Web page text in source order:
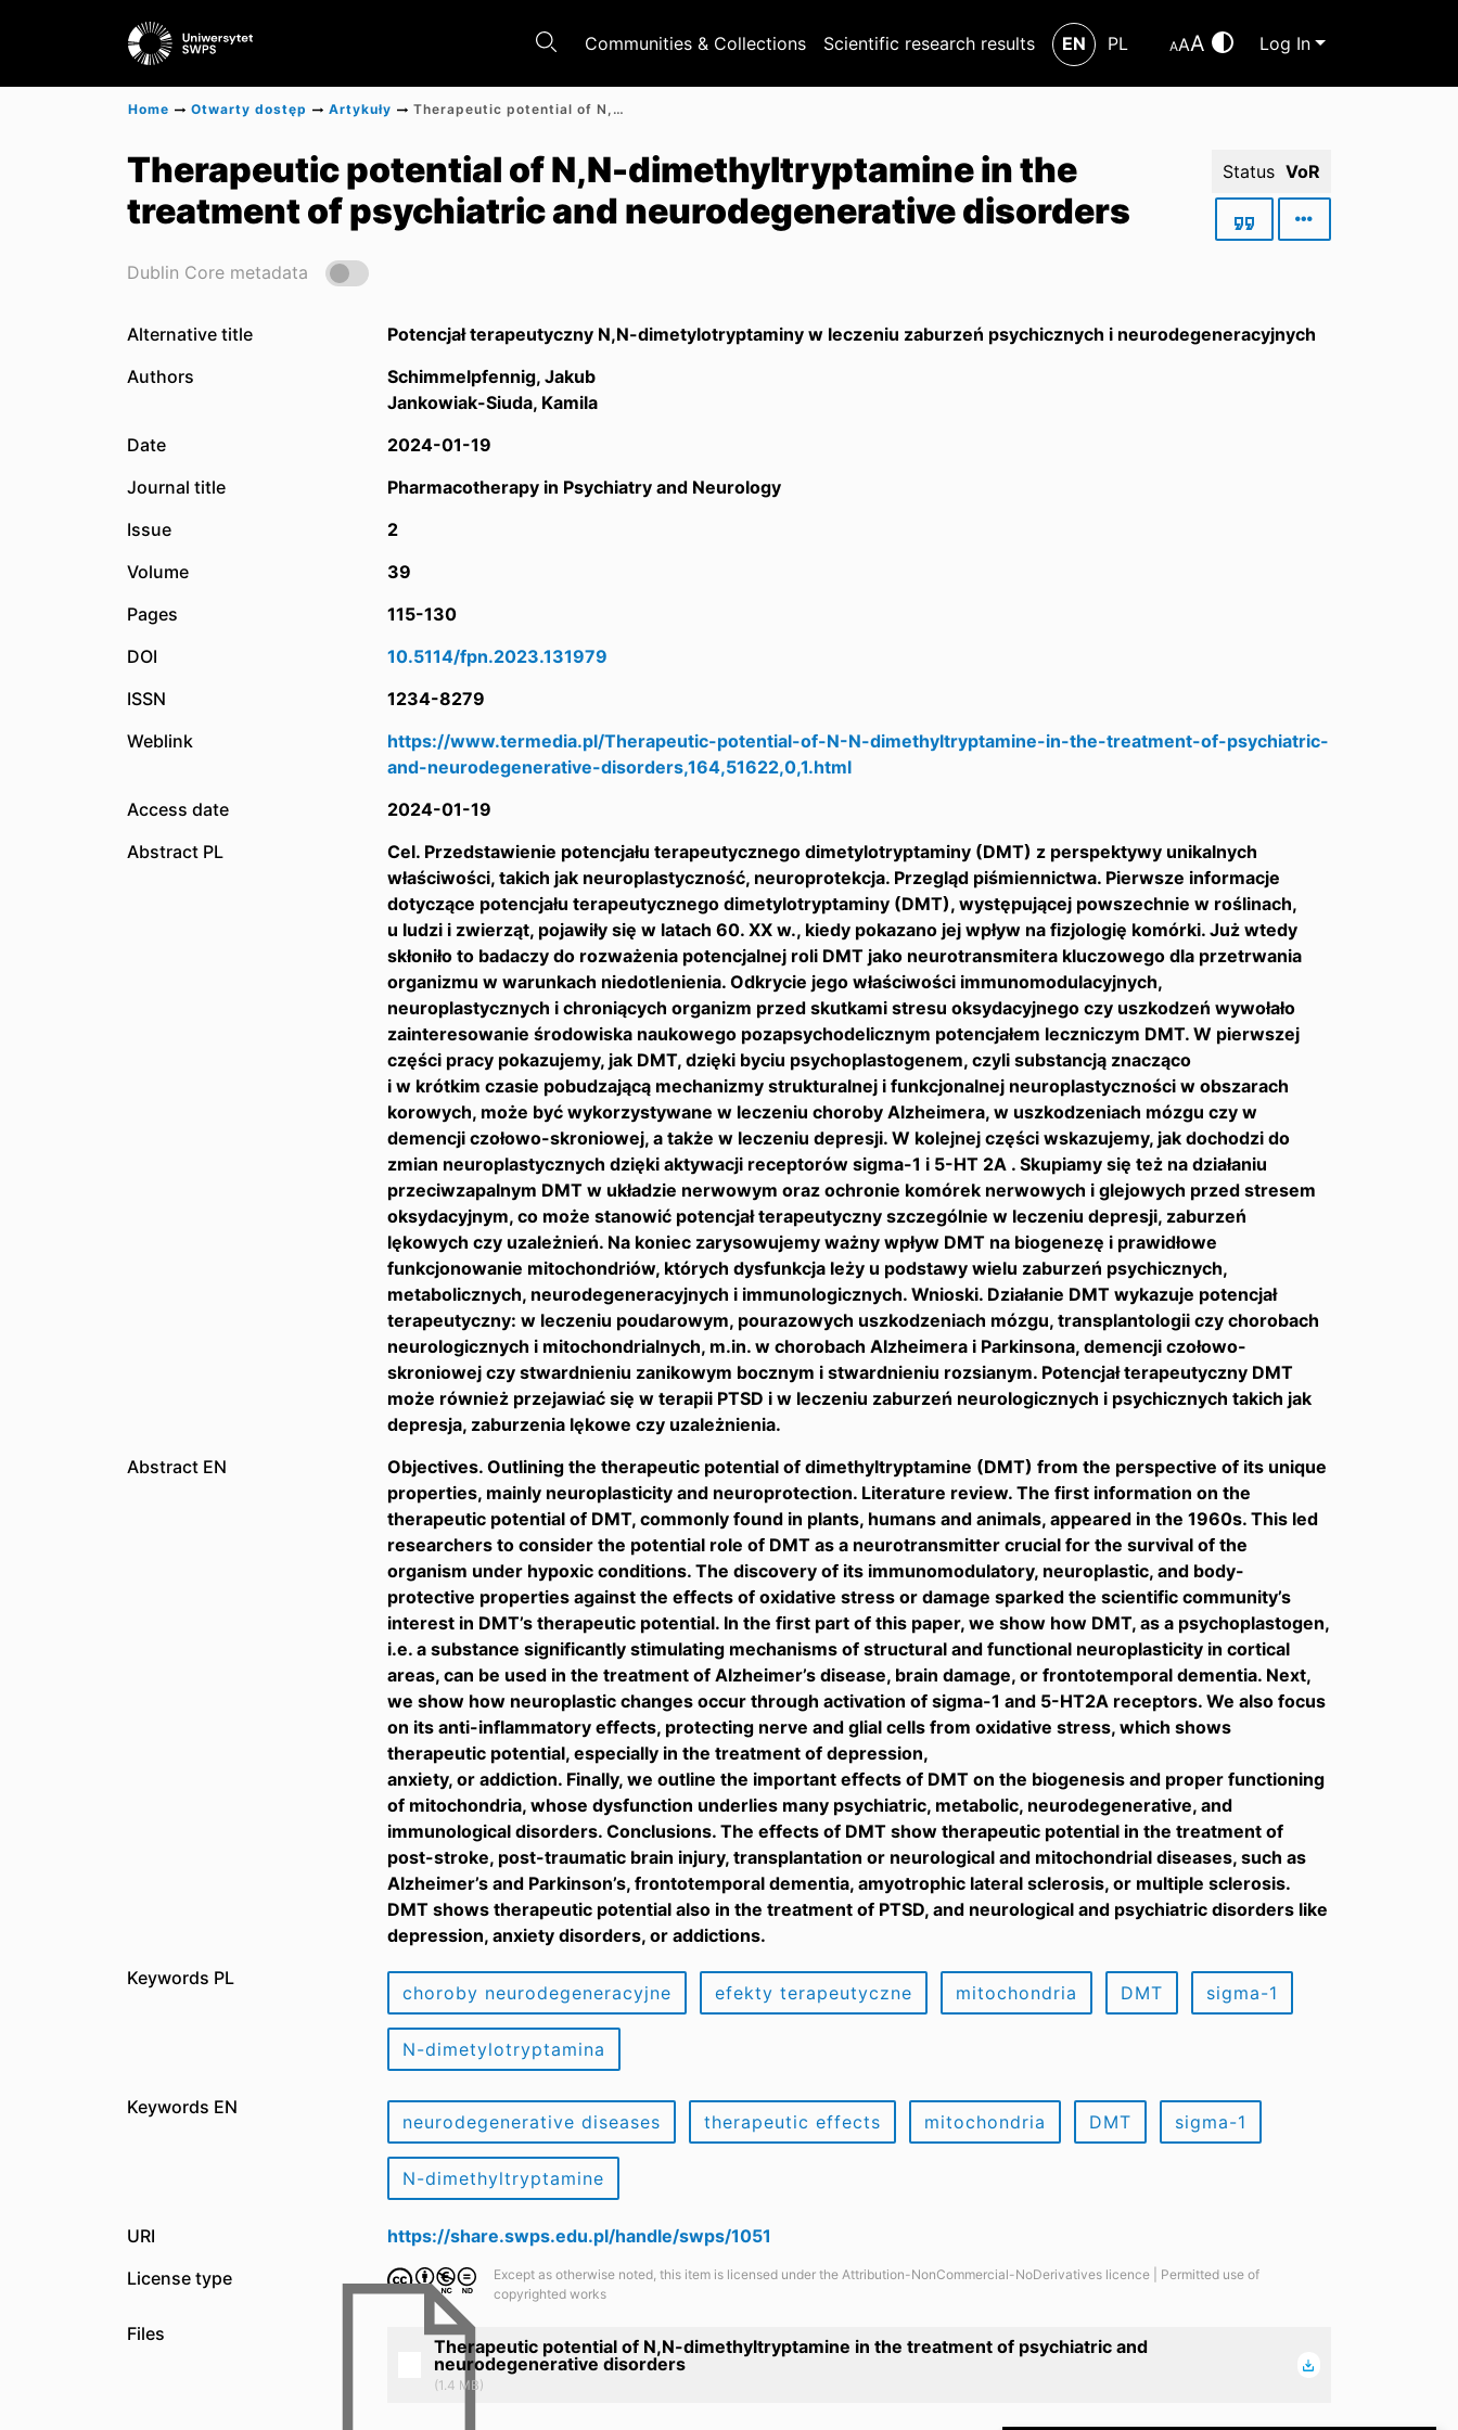
Communities & Collections Scientific research results EN PL AAA Log In
Home Otwarty dostęp Artykuły Therapeutic potential of N,N-dimethyltryptamine in the treatment of psychiatric and neurodegenerative disorders
Therapeutic potential of N,N-dimethyltryptamine in the
treatment of psychiatric and neurodegenerative disorders
Status VoR
Dublin Core metadata
Alternative title
Potencjał terapeutyczny N,N-dimetylotryptaminy w leczeniu zaburzeń psychicznych i neurodegeneracyjnych
Authors
Schimmelpfennig, Jakub
Jankowiak-Siuda, Kamila
Date
2024-01-19
Journal title
Pharmacotherapy in Psychiatry and Neurology
Issue
2
Volume
39
Pages
115-130
DOI
10.5114/fpn.2023.131979
ISSN
1234-8279
Weblink
https://www.termedia.pl/Therapeutic-potential-of-N-N-dimethyltryptamine-in-the-treatment-of-psychiatric-
and-neurodegenerative-disorders,164,51622,0,1.html
Access date
2024-01-19
Abstract PL
Cel. Przedstawienie potencjału terapeutycznego dimetylotryptaminy (DMT) z perspektywy unikalnych
właściwości, takich jak neuroplastyczność, neuroprotekcja. Przegląd piśmiennictwa. Pierwsze informacje
dotyczące potencjału terapeutycznego dimetylotryptaminy (DMT), występującej powszechnie w roślinach,
u ludzi i zwierząt, pojawiły się w latach 60. XX w., kiedy pokazano jej wpływ na fizjologię komórki. Już wtedy
skłoniło to badaczy do rozważenia potencjalnej roli DMT jako neurotransmitera kluczowego dla przetrwania
organizmu w warunkach niedotlenienia. Odkrycie jego właściwości immunomodulacyjnych,
neuroplastycznych i chroniących organizm przed skutkami stresu oksydacyjnego czy uszkodzeń wywołało
zainteresowanie środowiska naukowego pozapsychodelicznym potencjałem leczniczym DMT. W pierwszej
części pracy pokazujemy, jak DMT, dzięki byciu psychoplastogenem, czyli substancją znacząco
i w krótkim czasie pobudzającą mechanizmy strukturalnej i funkcjonalnej neuroplastyczności w obszarach
korowych, może być wykorzystywane w leczeniu choroby Alzheimera, w uszkodzeniach mózgu czy w
demencji czołowo-skroniowej, a także w leczeniu depresji. W kolejnej części wskazujemy, jak dochodzi do
zmian neuroplastycznych dzięki aktywacji receptorów sigma-1 i 5-HT 2A . Skupiamy się też na działaniu
przeciwzapalnym DMT w układzie nerwowym oraz ochronie komórek nerwowych i glejowych przed stresem
oksydacyjnym, co może stanowić potencjał terapeutyczny szczególnie w leczeniu depresji, zaburzeń
lękowych czy uzależnień. Na koniec zarysowujemy ważny wpływ DMT na biogenezę i prawidłowe
funkcjonowanie mitochondriów, których dysfunkcja leży u podstawy wielu zaburzeń psychicznych,
metabolicznych, neurodegeneracyjnych i immunologicznych. Wnioski. Działanie DMT wykazuje potencjał
terapeutyczny: w leczeniu poudarowym, pourazowych uszkodzeniach mózgu, transplantologii czy chorobach
neurologicznych i mitochondrialnych, m.in. w chorobach Alzheimera i Parkinsona, demencji czołowo-
skroniowej czy stwardnieniu zanikowym bocznym i stwardnieniu rozsianym. Potencjał terapeutyczny DMT
może również przejawiać się w terapii PTSD i w leczeniu zaburzeń neurologicznych i psychicznych takich jak
depresja, zaburzenia lękowe czy uzależnienia.
Abstract EN
Objectives. Outlining the therapeutic potential of dimethyltryptamine (DMT) from the perspective of its unique
properties, mainly neuroplasticity and neuroprotection. Literature review. The first information on the
therapeutic potential of DMT, commonly found in plants, humans and animals, appeared in the 1960s. This led
researchers to consider the potential role of DMT as a neurotransmitter crucial for the survival of the
organism under hypoxic conditions. The discovery of its immunomodulatory, neuroplastic, and body-
protective properties against the effects of oxidative stress or damage sparked the scientific community’s
interest in DMT’s therapeutic potential. In the first part of this paper, we show how DMT, as a psychoplastogen,
i.e. a substance significantly stimulating mechanisms of structural and functional neuroplasticity in cortical
areas, can be used in the treatment of Alzheimer’s disease, brain damage, or frontotemporal dementia. Next,
we show how neuroplastic changes occur through activation of sigma-1 and 5-HT2A receptors. We also focus
on its anti-inflammatory effects, protecting nerve and glial cells from oxidative stress, which shows
therapeutic potential, especially in the treatment of depression,
anxiety, or addiction. Finally, we outline the important effects of DMT on the biogenesis and proper functioning
of mitochondria, whose dysfunction underlies many psychiatric, metabolic, neurodegenerative, and
immunological disorders. Conclusions. The effects of DMT show therapeutic potential in the treatment of
post-stroke, post-traumatic brain injury, transplantation or neurological and mitochondrial diseases, such as
Alzheimer’s and Parkinson’s, frontotemporal dementia, amyotrophic lateral sclerosis, or multiple sclerosis.
DMT shows therapeutic potential also in the treatment of PTSD, and neurological and psychiatric disorders like
depression, anxiety disorders, or addictions.
Keywords PL
choroby neurodegeneracyjne efekty terapeutyczne mitochondria DMT sigma-1
N-dimetylotryptamina
Keywords EN
neurodegenerative diseases therapeutic effects mitochondria DMT sigma-1
N-dimethyltryptamine
URI
https://share.swps.edu.pl/handle/swps/1051
License type
Except as otherwise noted, this item is licensed under the Attribution-NonCommercial-NoDerivatives licence | Permitted use of
copyrighted works
Files
Therapeutic potential of N,N-dimethyltryptamine in the treatment of psychiatric and
neurodegenerative disorders
(1.4 MB)